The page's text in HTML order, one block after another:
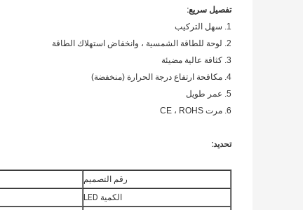
تفصيل سريع:
1. سهل التركيب
2. لوحة للطاقة الشمسية ، وانخفاض استهلاك الطاقة
3. كثافة عالية مضيئة
4. مكافحة ارتفاع درجة الحرارة (منخفضة)
5. عمر طويل
6. مرت CE ، ROHS
تحديد:
رقم التصميم
الكمية LED